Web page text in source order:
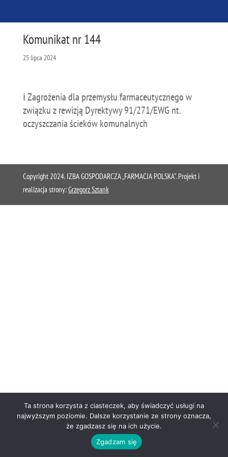
Komunikat nr 144
25 lipca 2024
ℹ️ Zagrożenia dla przemysłu farmaceutycznego w
związku z rewizją Dyrektywy 91/271/EWG nt.
oczyszczania ścieków komunalnych
Copyright 2024. IZBA GOSPODARCZA „FARMACJA POLSKA”. Projekt i
realizacja strony:Grzegorz Sztank
Ta strona korzysta z ciasteczek, aby świadczyć usługi na
najwyższym poziomie. Dalsze korzystanie ze strony oznacza,
że zgadzasz się na ich użycie.
Zgadzam się